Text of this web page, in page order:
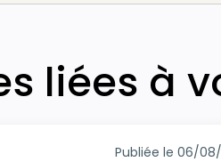
liées à
Publiée le 06/